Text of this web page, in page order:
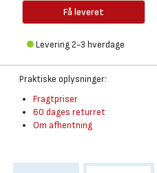
Få leveret
Levering 2-3 hverdage
Praktiske oplysninger:
Fragtpriser
60 dages returret
Om afhentning